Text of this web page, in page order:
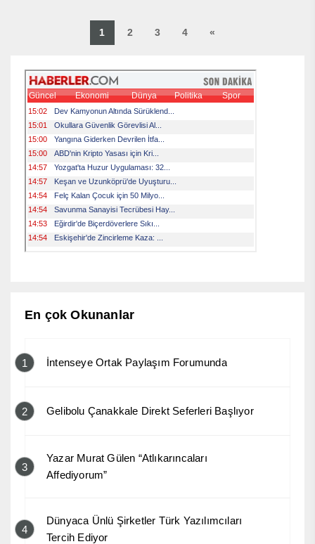
1 2 3 4 «
En çok Okunanlar
1 İntenseye Ortak Paylaşım Forumunda
2 Gelibolu Çanakkale Direkt Seferleri Başlıyor
3
Yazar Murat Gülen “Atlıkarıncaları
Affediyorum”
4
Dünyaca Ünlü Şirketler Türk Yazılımcıları
Tercih Ediyor